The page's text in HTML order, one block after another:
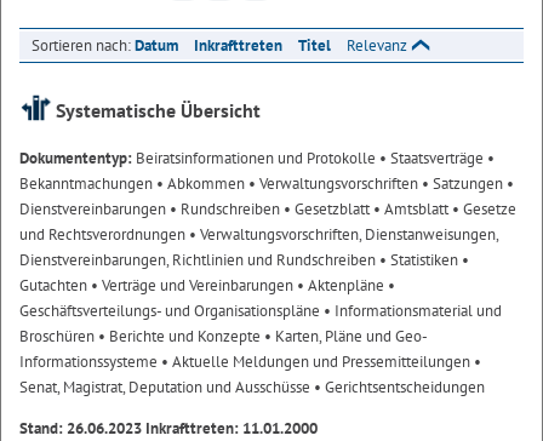
Sortieren nach:Datum Inkrafttreten Titel Relevanz
Systematische Übersicht
Dokumententyp: Beiratsinformationen und Protokolle • Staatsverträge •
Bekanntmachungen • Abkommen • Verwaltungsvorschriften • Satzungen •
Dienstvereinbarungen • Rundschreiben • Gesetzblatt• Amtsblatt• Gesetze
und Rechtsverordnungen • Verwaltungsvorschriften, Dienstanweisungen,
Dienstvereinbarungen, Richtlinien und Rundschreiben • Statistiken •
Gutachten • Verträge und Vereinbarungen • Aktenpläne •
Geschäftsverteilungs- und Organisationspläne • Informationsmaterial und
Broschüren • Berichte und Konzepte • Karten, Pläne und Geo-
Informationssysteme • Aktuelle Meldungen und Pressemitteilungen •
Senat, Magistrat, Deputation und Ausschüsse • Gerichtsentscheidungen
Stand: 26.06.2023 Inkrafttreten: 11.01.2000